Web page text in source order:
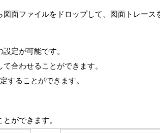
面ファイルをドロップして、図面トレース
定が可能です。
合わせることができます。
することができます。
ができます。